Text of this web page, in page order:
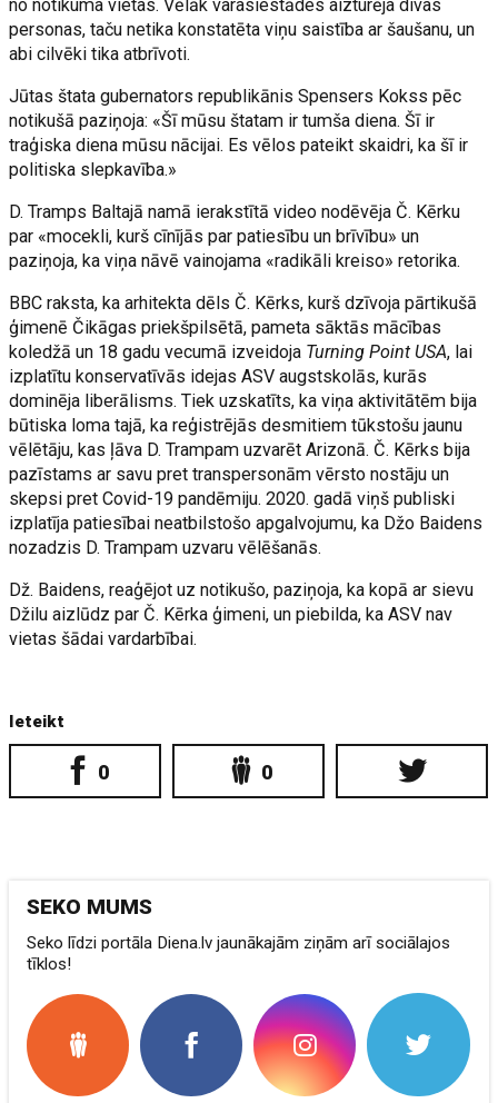
no notikuma vietas. Vēlāk varasiestādes aizturēja divas
personas, taču netika konstatēta viņu saistība ar šaušanu, un
abi cilvēki tika atbrīvoti.
Jūtas štata gubernators republikānis Spensers Kokss pēc
notikušā paziņoja: «Šī mūsu štatam ir tumša diena. Šī ir
traģiska diena mūsu nācijai. Es vēlos pateikt skaidri, ka šī ir
politiska slepkavība.»
D. Tramps Baltajā namā ierakstītā video nodēvēja Č. Kērku
par «mocekli, kurš cīnījās par patiesību un brīvību» un
paziņoja, ka viņa nāvē vainojama «radikāli kreiso» retorika.
BBC raksta, ka arhitekta dēls Č. Kērks, kurš dzīvoja pārtikušā
ģimenē Čikāgas priekšpilsētā, pameta sāktās mācības
koledžā un 18 gadu vecumā izveidoja Turning Point USA, lai
izplatītu konservatīvās idejas ASV augstskolās, kurās
dominēja liberālisms. Tiek uzskatīts, ka viņa aktivitātēm bija
būtiska loma tajā, ka reģistrējās desmitiem tūkstošu jaunu
vēlētāju, kas ļāva D. Trampam uzvarēt Arizonā. Č. Kērks bija
pazīstams ar savu pret transpersonām vērsto nostāju un
skepsi pret Covid-19 pandēmiju. 2020. gadā viņš publiski
izplatīja patiesībai neatbilstošo apgalvojumu, ka Džo Baidens
nozadzis D. Trampam uzvaru vēlēšanās.
Dž. Baidens, reaģējot uz notikušo, paziņoja, ka kopā ar sievu
Džilu aizlūdz par Č. Kērka ģimeni, un piebilda, ka ASV nav
vietas šādai vardarbībai.
Ieteikt
0 0
SEKO MUMS
Seko līdzi portāla Diena.lv jaunākajām ziņām arī sociālajos
tīklos!